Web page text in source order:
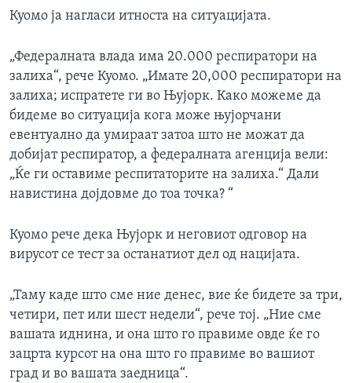
Куомо ја нагласи итноста на ситуацијата.
„Федералната влада има 20.000 респиратори на
залиха“, рече Куомо. „Имате 20,000 респиратори на
залиха; испратете ги во Њујорк. Како можеме да
бидеме во ситуација кога може њујорчани
евентуално да умираат затоа што не можат да
добијат респиратор, а федералната агенција вели:
„Ќе ги оставиме респитаторите на залиха.“ Дали
навистина дојдовме до тоа точка? “
Куомо рече дека Њујорк и неговиот одговор на
вирусот се тест за останатиот дел од нацијата.
„Таму каде што сме ние денес, вие ќе бидете за три,
четири, пет или шест недели“, рече тој. „Ние сме
вашата иднина, и она што го правиме овде ќе го
зацрта курсот на она што го правиме во вашиот
град и во вашата заедница“.